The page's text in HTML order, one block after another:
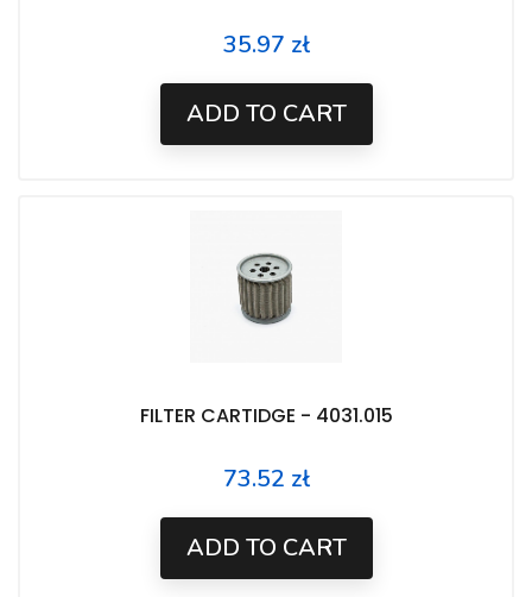
Price
35.97 zł
ADD TO CART
FILTER CARTIDGE - 4031.015
Price
73.52 zł
ADD TO CART